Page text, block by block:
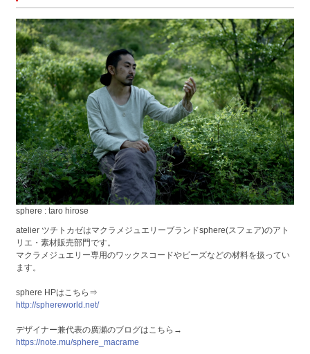
sphere : taro hirose
atelier ツチトカゼはマクラメジュエリーブランドsphere(スフェア)のアト
リエ・素材販売部門です。
マクラメジュエリー専用のワックスコードやビーズなどの材料を扱ってい
ます。
sphere HPはこちら⇒
http://sphereworld.net/
デザイナー兼代表の廣瀬のブログはこちら→
https://note.mu/sphere_macrame